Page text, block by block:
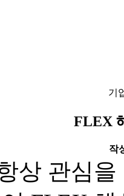
기
FLEX
작
상 관심